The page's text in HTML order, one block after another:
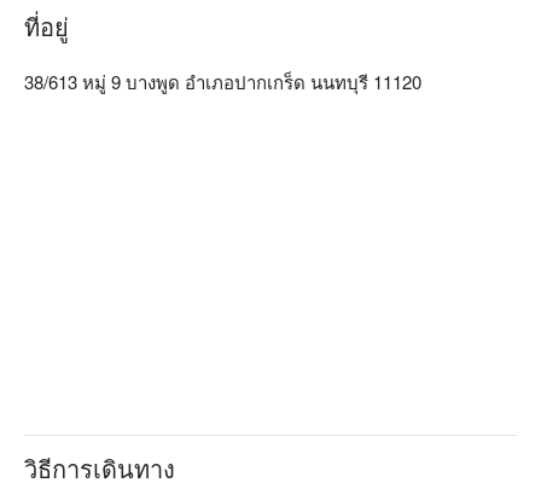
ต้องการการฟื้นฟู ไม่นงามนวดคือทางเลือกที่เหมาะสมสำหรับคุณ
จองผ่าน FunNow เพื่อรับส่วนลดทันที!
ที่อยู่
38/613 หมู่ 9 บางพูด อำเภอปากเกร็ด นนทบุรี 11120
วิธีการเดินทาง